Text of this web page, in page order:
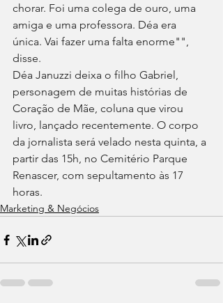
chorar. Foi uma colega de ouro, uma
amiga e uma professora. Déa era
única. Vai fazer uma falta enorme"",
disse.
Déa Januzzi deixa o filho Gabriel,
personagem de muitas histórias de
Coração de Mãe, coluna que virou
livro, lançado recentemente. O corpo
da jornalista será velado nesta quinta, a
partir das 15h, no Cemitério Parque
Renascer, com sepultamento às 17
horas.
Marketing & Negócios